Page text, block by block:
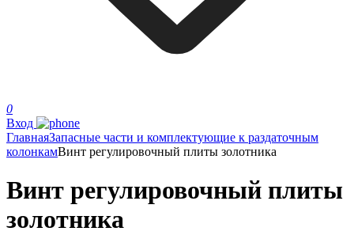
0
Вход
ГлавнаяЗапасные части и комплектующие к раздаточным
колонкамВинт регулировочный плиты золотника
Винт регулировочный плиты
золотника